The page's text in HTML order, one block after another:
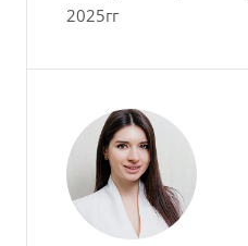
2025гг